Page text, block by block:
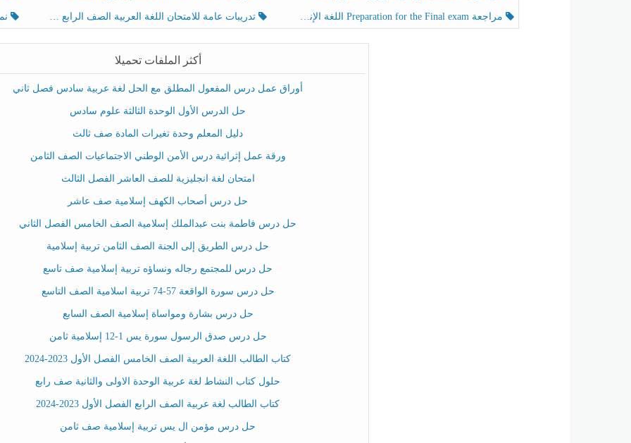
مراجعة Preparation for the Final exam اللغة الإنجليزية الصف الرابع الفصل الثالث تدريبات عامة للامتحان اللغة العربية الصف الرابع الفصل الثالث
أكثر الملفات تحميلا
أوراق عمل درس المفعول المطلق مع الحل لغة عربية سادس فصل ثاني
حل الدرس الأول الوحدة الثالثة علوم سادس
دليل المعلم وحدة تغيرات المادة صف ثالث
ورقة عمل إثرائية درس الأمن الوطني الاجتماعيات الصف الثامن
امتحان لغة انجليزية للصف العاشر الفصل الثالث
حل درس أصحاب الكهف إسلامية صف عاشر
حل درس فاطمة بنت عبدالملك إسلامية الصف الخامس الفصل الثاني
حل درس الطريق إلى الجنة الصف الثامن تربية إسلامية
حل درس للمجتمع رجاله ونساؤه تربية إسلامية صف تاسع
حل درس سورة الواقعة 57-74 تربية اسلامية الصف التاسع
حل درس بشارة ومواساة إسلامية الصف السابع
حل درس صدق الرسول سورة يس 1-12 إسلامية ثامن
كتاب الطالب اللغة العربية الصف الخامس الفصل الأول 2023-2024
حلول كتاب النشاط لغة عربية الوحدة الاولى والثانية صف رابع
كتاب الطالب لغة عربية الصف الرابع الفصل الأول 2023-2024
حل درس مؤمن ال يس تربية إسلامية صف ثامن